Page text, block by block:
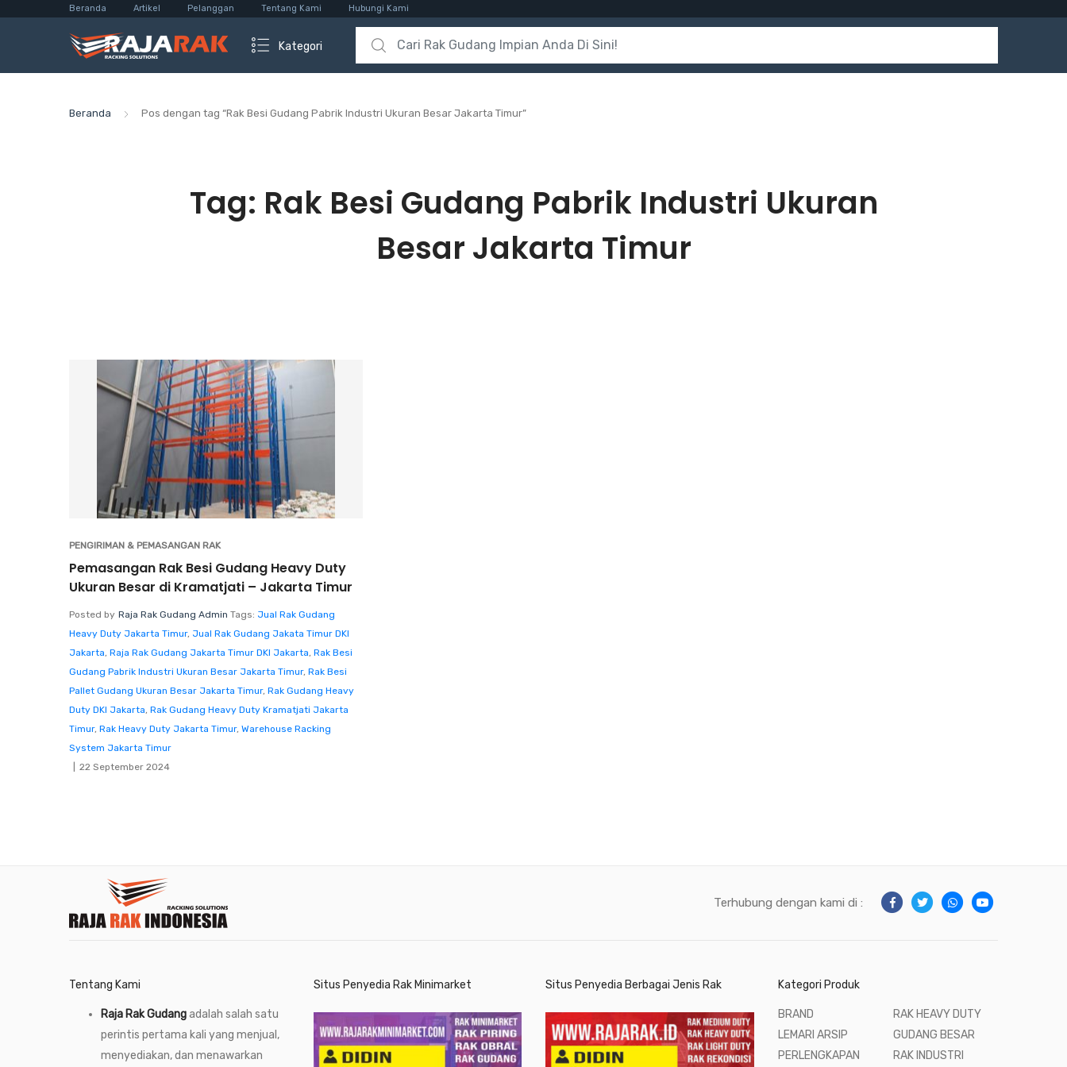
Beranda Artikel Pelanggan Tentang Kami Hubungi Kami
Kategori
Search for:
Beranda Pos dengan tag “Rak Besi Gudang Pabrik Industri Ukuran Besar Jakarta Timur”
Tag: Rak Besi Gudang Pabrik Industri Ukuran
Besar Jakarta Timur
PENGIRIMAN & PEMASANGAN RAK
Pemasangan Rak Besi Gudang Heavy Duty
Ukuran Besar di Kramatjati – Jakarta Timur
Posted by Raja Rak Gudang Admin Tags: Jual Rak Gudang
Heavy Duty Jakarta Timur, Jual Rak Gudang Jakata Timur DKI
Jakarta, Raja Rak Gudang Jakarta Timur DKI Jakarta, Rak Besi
Gudang Pabrik Industri Ukuran Besar Jakarta Timur, Rak Besi
Pallet Gudang Ukuran Besar Jakarta Timur, Rak Gudang Heavy
Duty DKI Jakarta, Rak Gudang Heavy Duty Kramatjati Jakarta
Timur, Rak Heavy Duty Jakarta Timur, Warehouse Racking
System Jakarta Timur
22 September 2024
Terhubung dengan kami di :
Tentang Kami
Raja Rak Gudangadalah salah satu
perintis pertama kali yang menjual,
menyediakan, dan menawarkan
Situs Penyedia Rak Minimarket Situs Penyedia Berbagai Jenis Rak Kategori Produk
BRAND
LEMARI ARSIP
PERLENGKAPAN
RAK HEAVY DUTY
GUDANG BESAR
RAK INDUSTRI